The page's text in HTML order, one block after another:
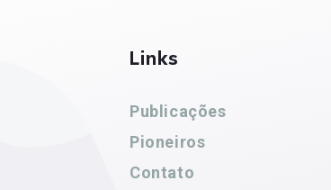
Links
Publicações
Pioneiros
Contato